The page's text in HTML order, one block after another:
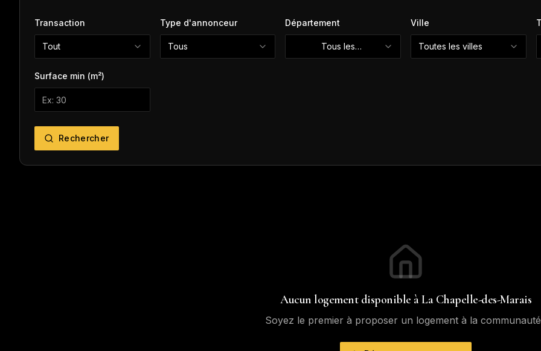
Transaction
Tout
Type d'annonceur
Tous
Département
Tous les
départements
Ville
Toutes les villes
Surface min (m²)
Rechercher
Aucun logement disponible àLa Chapelle-des-Marais
Soyez le premier à proposer un logement à la